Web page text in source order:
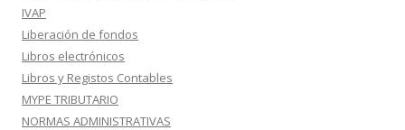
IVAP
Liberación de fondos
Libros electrónicos
Libros y Registos Contables
MYPE TRIBUTARIO
NORMAS ADMINISTRATIVAS